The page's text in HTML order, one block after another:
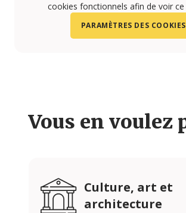
cookies fonctionnels afin de voir ce
PARAMÈTRES DES COOKIES
Vous en voulez
Culture, art et
architecture